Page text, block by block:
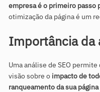
empresa é o primeiro passo
otimização da página é um
Importância da
Uma análise de SEO
visão sobre o impacto de
ranqueamento da sua